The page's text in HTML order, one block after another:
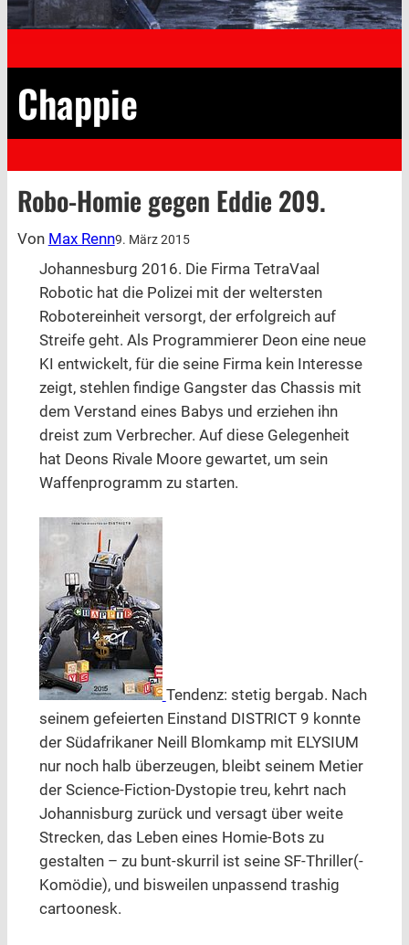
Chappie
Robo-Homie gegen Eddie 209.
Von Max Renn9. März 2015
Johannesburg 2016. Die Firma TetraVaal
Robotic hat die Polizei mit der weltersten
Robotereinheit versorgt, der erfolgreich auf
Streife geht. Als Programmierer Deon eine neue
KI entwickelt, für die seine Firma kein Interesse
zeigt, stehlen findige Gangster das Chassis mit
dem Verstand eines Babys und erziehen ihn
dreist zum Verbrecher. Auf diese Gelegenheit
hat Deons Rivale Moore gewartet, um sein
Waffenprogramm zu starten.
Tendenz: stetig bergab. Nach
seinem gefeierten Einstand DISTRICT 9 konnte
der Südafrikaner Neill Blomkamp mit ELYSIUM
nur noch halb überzeugen, bleibt seinem Metier
der Science-Fiction-Dystopie treu, kehrt nach
Johannisburg zurück und versagt über weite
Strecken, das Leben eines Homie-Bots zu
gestalten – zu bunt-skurril ist seine SF-Thriller(-
Komödie), und bisweilen unpassend trashig
cartoonesk.